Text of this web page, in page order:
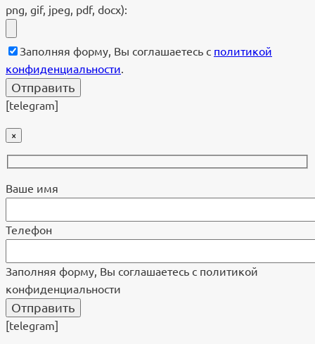
png, gif, jpeg, pdf, docx):
Заполняя форму, Вы соглашаетесь с политикой
конфиденциальности.
[telegram]
×
Ваше имя
Телефон
Заполняя форму, Вы соглашаетесь с политикой
конфиденциальности
[telegram]